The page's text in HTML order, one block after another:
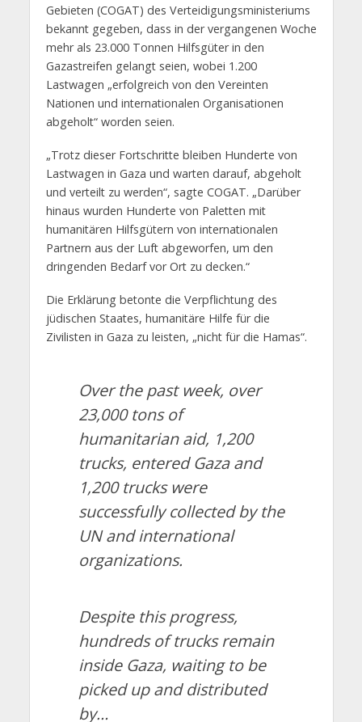
Gebieten (COGAT) des Verteidigungsministeriums
bekannt gegeben, dass in der vergangenen Woche
mehr als 23.000 Tonnen Hilfsgüter in den
Gazastreifen gelangt seien, wobei 1.200
Lastwagen „erfolgreich von den Vereinten
Nationen und internationalen Organisationen
abgeholt“ worden seien.
„Trotz dieser Fortschritte bleiben Hunderte von
Lastwagen in Gaza und warten darauf, abgeholt
und verteilt zu werden“, sagte COGAT. „Darüber
hinaus wurden Hunderte von Paletten mit
humanitären Hilfsgütern von internationalen
Partnern aus der Luft abgeworfen, um den
dringenden Bedarf vor Ort zu decken.“
Die Erklärung betonte die Verpflichtung des
jüdischen Staates, humanitäre Hilfe für die
Zivilisten in Gaza zu leisten, „nicht für die Hamas“.
Over the past week, over
23,000 tons of
humanitarian aid, 1,200
trucks, entered Gaza and
1,200 trucks were
successfully collected by the
UN and international
organizations.
Despite this progress,
hundreds of trucks remain
inside Gaza, waiting to be
picked up and distributed
by…